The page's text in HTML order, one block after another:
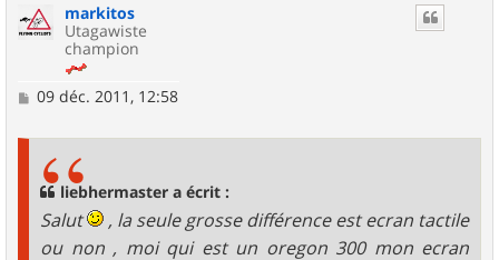
markitos
Utagawiste
champion
M
09 déc. 2011, 12:58
liebhermaster a écrit :
Salut
, la seule grosse différence est ecran tactile
ou non , moi qui est un oregon 300 mon ecran